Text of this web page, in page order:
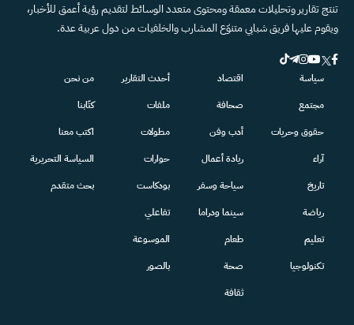
تنتج تقارير وتحليلات معمقة ومحتوى متعدد الوسائط لتقديم رؤية أعمق للأخبار،
ويقوم عليها فريق شبابي متنوّع المشارب والخلفيات من دول عربية عدة.
سياسة
مجتمع
حقوق وحريات
آراء
تاريخ
رياضة
تعليم
تكنولوجيا
اقتصاد
صحافة
أدب وفن
ريادة أعمال
سياحة وسفر
سينما ودراما
طعام
صحة
ثقافة
أحدث التقارير
ملفات
مطولات
حوارات
بودكاست
تفاعلي
الموسوعة
بالصور
من نحن
كتّابنا
اكتب معنا
السياسة التحريرية
بحث متقدم